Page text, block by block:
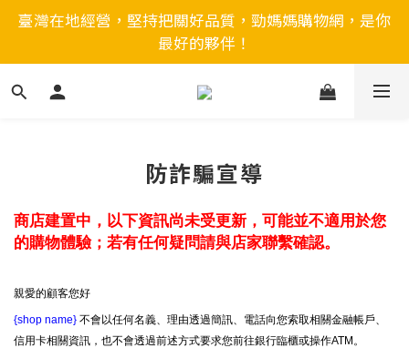
臺灣在地經營，堅持把關好品質，勁媽媽購物網，是你
最好的夥伴！
防詐騙宣導
商店建置中，以下資訊尚未受更新，可能並不適用於您
的購物體驗；若有任何疑問請與店家聯繫確認。
親愛的顧客您好
{shop name} 不會以任何名義、理由透過簡訊、電話向您索取相關金融帳戶、
信用卡相關資訊，也不會透過前述方式要求您前往銀行臨櫃或操作ATM。